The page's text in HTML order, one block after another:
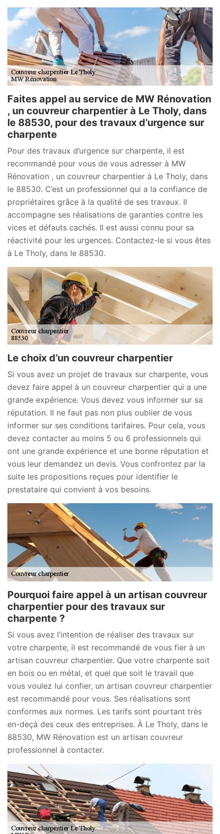
Faites appel au service de MW Rénovation
, un couvreur charpentier à Le Tholy, dans
le 88530, pour des travaux d’urgence sur
charpente
Pour des travaux d’urgence sur charpente, il est
recommandé pour vous de vous adresser à MW
Rénovation , un couvreur charpentier à Le Tholy, dans
le 88530. C’est un professionnel qui a la confiance de
propriétaires grâce à la qualité de ses travaux. Il
accompagne ses réalisations de garanties contre les
vices et défauts cachés. Il est aussi connu pour sa
réactivité pour les urgences. Contactez-le si vous êtes
à Le Tholy, dans le 88530.
Le choix d’un couvreur charpentier
Si vous avez un projet de travaux sur charpente, vous
devez faire appel à un couvreur charpentier qui a une
grande expérience. Vous devez vous informer sur sa
réputation. Il ne faut pas non plus oublier de vous
informer sur ses conditions tarifaires. Pour cela, vous
devez contacter au moins 5 ou 6 professionnels qui
ont une grande expérience et une bonne réputation et
vous leur demandez un devis. Vous confrontez par la
suite les propositions reçues pour identifier le
prestataire qui convient à vos besoins.
Pourquoi faire appel à un artisan couvreur
charpentier pour des travaux sur
charpente ?
Si vous avez l’intention de réaliser des travaux sur
votre charpente, il est recommandé de vous fier à un
artisan couvreur charpentier. Que votre charpente soit
en bois ou en métal, et quel que soit le travail que
vous voulez lui confier, un artisan couvreur charpentier
est recommandé pour vous. Ses réalisations sont
conformes aux normes. Les tarifs sont pourtant très
en-deçà des ceux des entreprises. À Le Tholy, dans le
88530, MW Rénovation est un artisan couvreur
professionnel à contacter.